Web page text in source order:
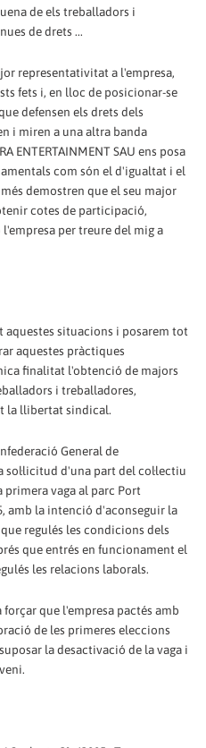
de els treballadors i
de drets ...
representativitat a l'empresa,
fets i, en lloc de posicionar-se
defensen els drets dels
i miren a una altra banda
ENTERTAINMENT SAU ens posa
com són el d'igualtat i el
demostren que el seu major
cotes de participació,
per treure del mig a
aquestes situacions i posarem tot
aquestes pràctiques
finalitat l'obtenció de majors
i treballadores,
la llibertat sindical.
General de
sol·licitud d'una part del col·lectiu
vaga al parc Port
amb la intenció d'aconseguir la
regulés les condicions dels
que entrés en funcionament el
les relacions laborals.
que l'empresa pactés amb
de les primeres eleccions
la desactivació de la vaga i